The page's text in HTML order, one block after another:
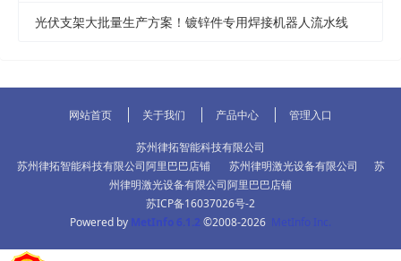
光伏支架大批量生产方案！镀锌件专用焊接机器人流水线
网站首页 关于我们 产品中心 管理入口
苏州律拓智能科技有限公司
苏州律拓智能科技有限公司阿里巴巴店铺
苏州律明激光设备有限公司
苏
州律明激光设备有限公司阿里巴巴店铺
苏ICP备16037026号-2
Powered by MetInfo 6.1.2 ©2008-2026 MetInfo Inc.